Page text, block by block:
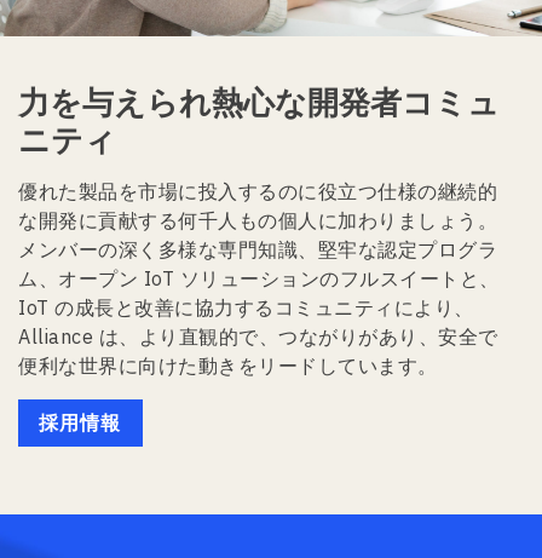
力を与えられ熱心な開発者コミュ
ニティ
優れた製品を市場に投入するのに役立つ仕様の継続的
な開発に貢献する何千人もの個人に加わりましょう。
メンバーの深く多様な専門知識、堅牢な認定プログラ
ム、オープン IoT ソリューションのフルスイートと、
IoT の成長と改善に協力するコミュニティにより、
Alliance は、より直観的で、つながりがあり、安全で
便利な世界に向けた動きをリードしています。
採用情報